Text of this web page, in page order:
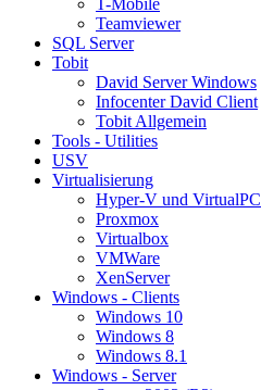
T-Mobile
Teamviewer
SQL Server
Tobit
David Server Windows
Infocenter David Client
Tobit Allgemein
Tools - Utilities
USV
Virtualisierung
Hyper-V und VirtualPC
Proxmox
Virtualbox
VMWare
XenServer
Windows - Clients
Windows 10
Windows 8
Windows 8.1
Windows - Server